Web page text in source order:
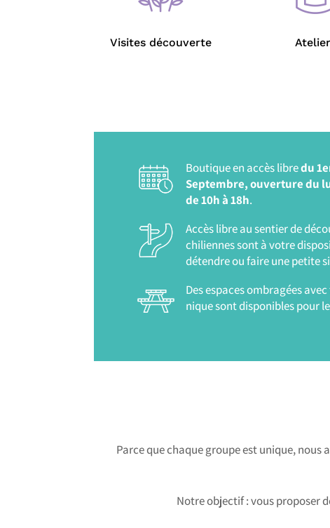
Visites découverte
Boutique en accès libredu
Septembre, ouverture du
de 10h à 18h.
Accès libre au sentier de
chiliennes sont à votre
détendre ou faire une petite
Des espaces ombragées
nique sont disponibles pour
Parce que chaque groupe est unique,
Notre objectif : vous proposer